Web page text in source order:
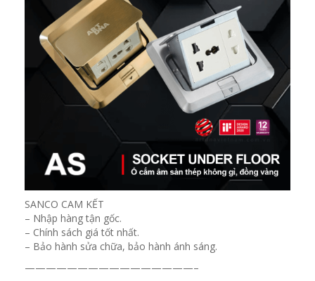
SANCO CAM KẾT
– Nhập hàng tận gốc.
– Chính sách giá tốt nhất.
– Bảo hành sửa chữa, bảo hành ánh sáng.
————————————————–